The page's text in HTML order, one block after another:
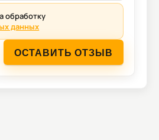
обработку
данных
ОСТАВИТЬ ОТЗЫВ